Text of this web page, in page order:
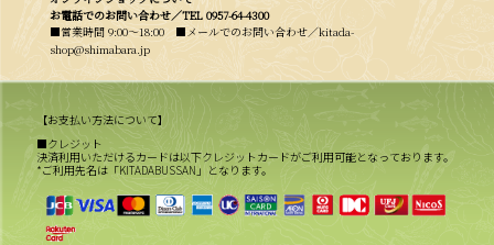
お電話でのお問い合わせ／TEL 0957-64-4300
■営業時間 9:00〜18:00 ■メールでのお問い合わせ／kitada-
shop@shimabara.jp
【お支払い方法について】
■クレジット
決済利用いただけるカードは以下クレジットカードがご利用可能となっております。
*ご利用先名は「KITADABUSSAN」となります。